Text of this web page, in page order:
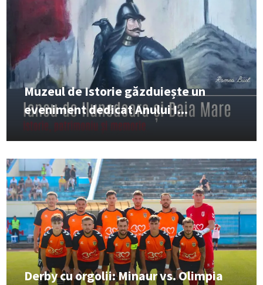
Muzeul de Istorie găzduiește un
eveniment dedicat Anului I...
Derby cu orgolii: Minaur vs. Olimpia